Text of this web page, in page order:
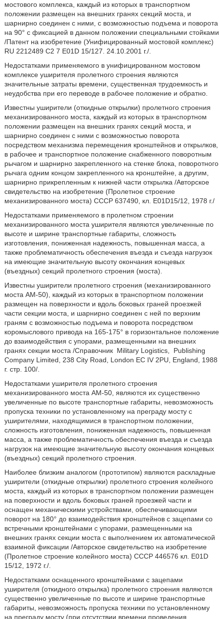
мостового комплекса, каждый из которых в транспортном
положении размещен на внешних гранях секций моста, и
шарнирно соединен с ними, с возможностью подъема и поворота
на 90° с фиксацией в данном положении специальными стойками
/Патент на изобретение (Унифицированный мостовой комплекс)
RU 2212489 С2 7 Е01D 15/127. 24.10.2001 г./.
Недостатками применяемого в унифицированном мостовом
комплексе уширителя пролетного строения являются
значительные затраты времени, существенная трудоемкость и
неудобства при его переводе в рабочее положение и обратно.
Известны уширители (откидные открылки) пролетного строения
механизированного моста, каждый из которых в транспортном
положении размещен на внешних гранях секций моста, и
шарнирно соединен с ними с возможностью поворота
посредством механизма перемещения кронштейнов и открылков,
в рабочее и транспортное положение снабженного поворотным
рычагом и шарнирно закрепленного на стенке блока, поворотного
рычага одним концом закрепленного на кронштейне, а другим,
шарнирно прикрепленным к нижней части открылка /Авторское
свидетельство на изобретение (Пролетное строение
механизированного моста) СССР 637490, кл. Е01D15/12, 1978 г./
Недостатками применяемого в пролетном строении
механизированного моста уширителя являются увеличенные по
высоте и ширине транспортные габариты, сложность
изготовления, пониженная надежность, повышенная масса, а
также проблематичность обеспечения въезда и съезда нагрузок
на имеющие значительную высоту окончания концевых
(въездных) секций пролетного строения (моста).
Известны уширители пролетного строения (механизированного
моста АМ-50), каждый из которых в транспортном положении
размещен на поверхности и вдоль боковых граней проезжей
части секции моста, и шарнирно соединен с ней по верхним
граням с возможностью подъема и поворота посредством
коромыслового привода на 165-175° в горизонтальное положение
до взаимодействия с упорами, размещенными на внешних
гранях секции моста /Справочник Military Logistics,
Publishing
Company Limited, 238 City Road, London EC IV 2PU, England, 1988
г. стр. 100/.
Недостатками уширителя пролетного строения
механизированного моста АМ-50, являются их существенно
увеличенные по высоте транспортные габариты, невозможность
пропуска техники по установленному на преграду мосту с
уширителями, находящимися в транспортном положении,
сложность изготовления, пониженная надежность, повышенная
масса, а также проблематичность обеспечения въезда и съезда
нагрузок на имеющие значительную высоту окончания концевых
(въездных) секций пролетного строения.
Наиболее близким аналогом (прототипом) являются раскладные
уширители (откидные открылки) пролетного строения колейного
моста, каждый из которых в транспортном положении размещен
на поверхности и вдоль боковых граней проезжей части и
оснащен механическими устройствами, обеспечивающими
поворот на 180° до взаимодействия кронштейнов с зацепами со
встречными кронштейнами с упорами, размещенными на
внешних гранях секции моста с выполнением их автоматической
взаимной фиксации /Авторское свидетельство на изобретение
(Пролетное строение колейного моста) СССР 446576 кл. Е01D
15/12, 1972 г./.
Недостатками оснащенного кронштейнами с зацепами
уширителя (откидного открылка) пролетного строения являются
существенно увеличенные по высоте и ширине транспортные
габариты, невозможность пропуска техники по установленному
на преграду мосту (при отсутствии времени проведения